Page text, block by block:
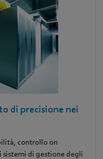
di precisione nei
controllo on
sistemi di gestione degli